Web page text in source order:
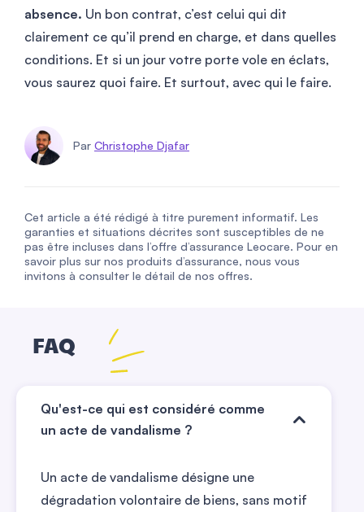
absence. Un bon contrat, c’est celui qui dit
clairement ce qu’il prend en charge, et dans quelles
conditions. Et si un jour votre porte vole en éclats,
vous saurez quoi faire. Et surtout, avec qui le faire.
Par Christophe Djafar
Cet article a été rédigé à titre purement informatif. Les
garanties et situations décrites sont susceptibles de ne
pas être incluses dans l’offre d’assurance Leocare. Pour en
savoir plus sur nos produits d’assurance, nous vous
invitons à consulter le détail de nos offres.
FAQ
Qu'est-ce qui est considéré comme
un acte de vandalisme ?
Un acte de vandalisme désigne une
dégradation volontaire de biens, sans motif